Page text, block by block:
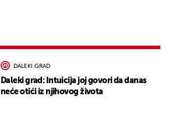
DALEKI GRAD
Daleki grad: Intuicija joj govori da danas
neće otići iz njihovog života